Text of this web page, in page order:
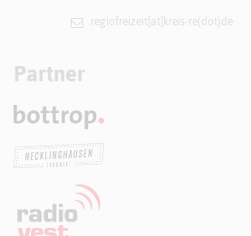
regiofreizeit[at]​kreis-re(dot)de
Partner